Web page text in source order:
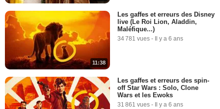
11:38
Les gaffes et erreurs des Disney
live (Le Roi Lion, Aladdin,
Maléfique...)
34 781 vues - Il y a 6 ans
Les gaffes et erreurs des spin-
off Star Wars : Solo, Clone
Wars et les Ewoks
31 861 vues - Il y a 6 ans